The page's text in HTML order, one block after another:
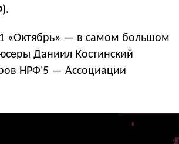
«Октябрь» — в самом большом
Даниил Костинский
НРФ'5 — Ассоциации